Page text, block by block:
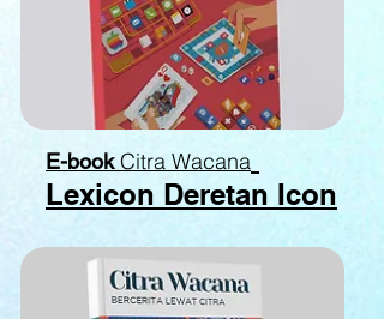
E-book Citra Wacana
Lexicon Deretan Icon